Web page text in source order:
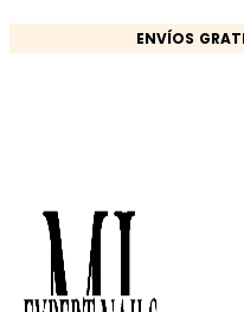
ENVÍOS